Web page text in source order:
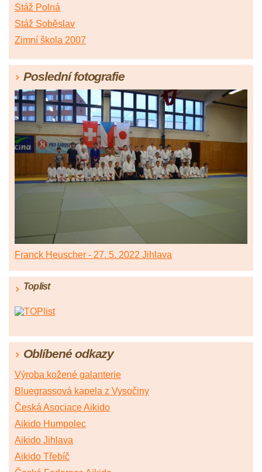
Stáž Polná
Stáž Soběslav
Zimní škola 2007
Poslední fotografie
Franck Heuscher - 27. 5. 2022 Jihlava
Toplist
Oblíbené odkazy
Výroba kožené galanterie
Bluegrassová kapela z Vysočiny
Česká Asociace Aikido
Aikido Humpolec
Aikido Jihlava
Aikido Třebíč